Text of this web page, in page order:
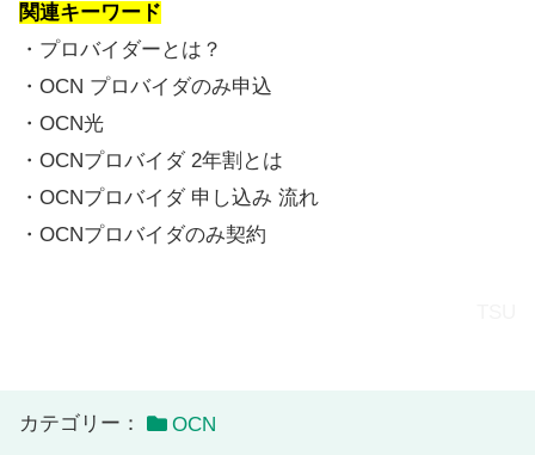
関連キーワード
・プロバイダーとは？
・OCN プロバイダのみ申込
・OCN光
・OCNプロバイダ 2年割とは
・OCNプロバイダ 申し込み 流れ
・OCNプロバイダのみ契約
カテゴリー：
OCN